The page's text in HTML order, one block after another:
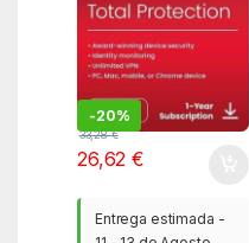
-20%
33,28€
26,62€
Entrega estimada -